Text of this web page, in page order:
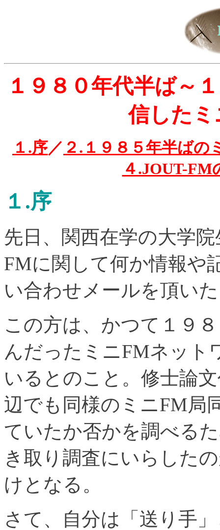
１９８０年代半ば～
信した
１.序／ ２.１９８５年半ばの
４.JOUT-FM
１.序
先日、関西在学の大学
FMに関して何か情報や
い合わせメールを頂い
この方は、かつて１９
んだったミニFMネット
いるとのこと。修士論
辺でも同様のミニFM局
ていたか否かを調べる
き取り調査にいらした
けとなる。
さて、自分は「送り手